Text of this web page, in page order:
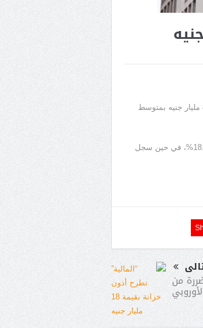
وذكرت المالية، عبر موقعها الإلكتروني، أنه تم طرح أذون خزانة أجل 182 يوما بقيمة 8.750 مليار جنيه بمتوسط
وأضافت أنه تم طرح أذون خزانة أجل 357 يوما بقيمة 9.250 مليار جنيه بمتوسط عائد 18.198%، في حين سجل
من